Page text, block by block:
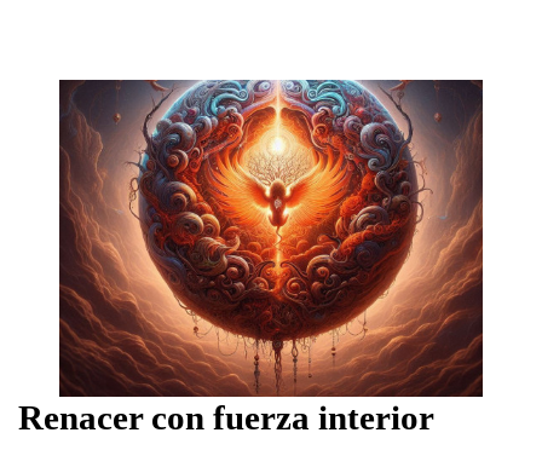
Renacer con fuerza interior